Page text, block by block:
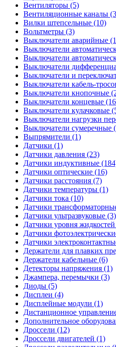
Вентиляторы (5)
Вентиляционные каналы
Вилки штепсельные (10)
Вольтметры (3)
Выключатели аварийные
Выключатели
Выключатели
Выключатели
Выключатели и
Выключатели кабель-
Выключатели кнопочные
Выключатели концевые
Выключатели кулачковые
Выключатели нагрузки
Выключатели сумеречные
Выпрямители (1)
Датчики (1)
Датчики давления (23)
Датчики индуктивные
Датчики оптические (16)
Датчики расстояния (7)
Датчики температуры (1)
Датчики тока (10)
Датчики
Датчики ультразвуковые (3)
Датчики уровня
Датчики
Датчики
Держатели для плавких
Держатели кабельные (6)
Детекторы напряжения (1)
Джампера, перемычки (3)
Диоды (5)
Дисплеи (4)
Дисплейные модули (1)
Дистанционное
Дополнительное
Дроссели (12)
Дроссели двигателей (1)